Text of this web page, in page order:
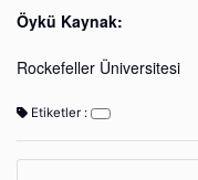
Öykü Kaynak:
Rockefeller Üniversitesi
Etiketler :